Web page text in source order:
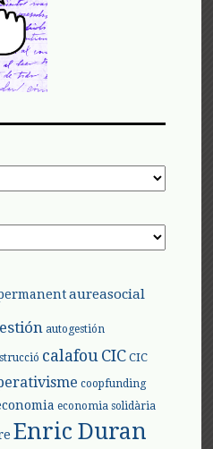
aureasocial
autogestión
calafouCIC CIC
coopfunding
economia solidària
Enric Duran